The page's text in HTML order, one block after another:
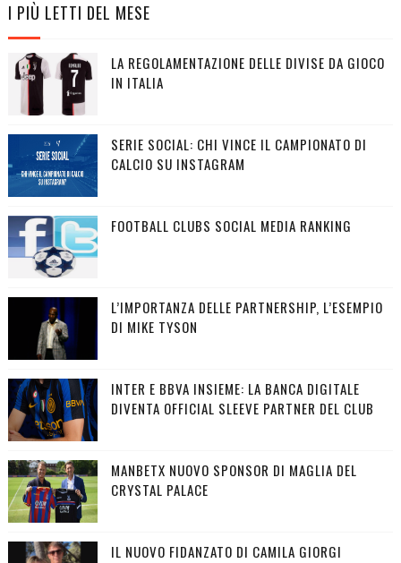
I PIÙ LETTI DEL MESE
LA REGOLAMENTAZIONE DELLE DIVISE DA GIOCO
IN ITALIA
SERIE SOCIAL: CHI VINCE IL CAMPIONATO DI
CALCIO SU INSTAGRAM
FOOTBALL CLUBS SOCIAL MEDIA RANKING
L’IMPORTANZA DELLE PARTNERSHIP, L’ESEMPIO
DI MIKE TYSON
INTER E BBVA INSIEME: LA BANCA DIGITALE
DIVENTA OFFICIAL SLEEVE PARTNER DEL CLUB
MANBETX NUOVO SPONSOR DI MAGLIA DEL
CRYSTAL PALACE
IL NUOVO FIDANZATO DI CAMILA GIORGI